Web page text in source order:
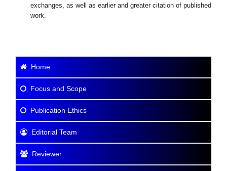
exchanges, as well as earlier and greater citation of published
work.
Home
Focus and Scope
Publication Ethics
Editorial Team
Reviewer